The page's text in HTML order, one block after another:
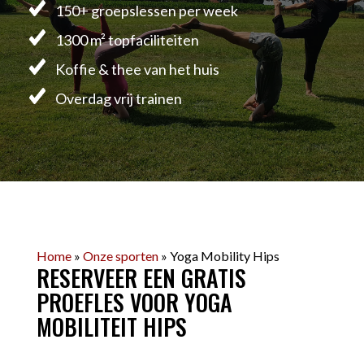
150+ groepslessen per week
1300 m² topfaciliteiten
Koffie & thee van het huis
Overdag vrij trainen
Home» Onze sporten» Yoga Mobility Hips
RESERVEER EEN GRATIS
PROEFLES VOOR YOGA
MOBILITEIT HIPS